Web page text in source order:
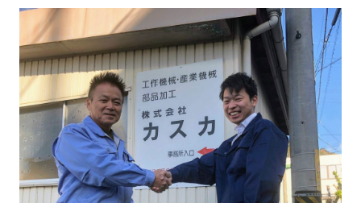
製作実績
設備一覧
会社情報
採用情報
お知らせ